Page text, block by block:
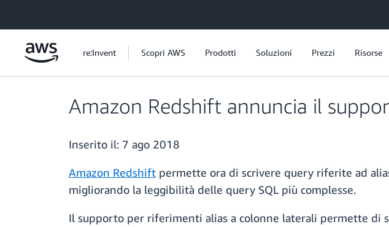
re:Invent Scopri AWS Prodotti Soluzioni Prezzi Risorse
Amazon Redshift annuncia il
Inserito il: 7 ago 2018
Amazon Redshift permette ora di scrivere query riferite ad
migliorando la leggibilità delle query SQL più complesse.
Il supporto per riferimenti alias a colonne laterali permette di